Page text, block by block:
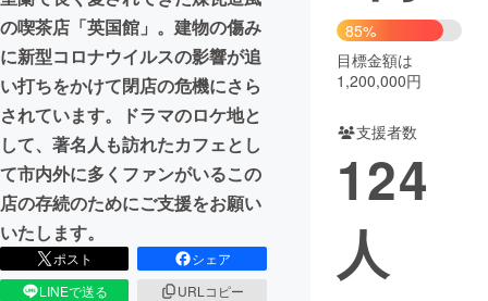
CAMPFIRE for Social Good
CAMPFIRE Creation
CAMPFIREふるさと納税machi-ya コミュニティ
の喫茶店「英国館」。建物の傷み
に新型コロナウイルスの影響が追
い打ちをかけて閉店の危機にさら
されています。ドラマのロケ地と
して、著名人も訪れたカフェとし
て市内外に多くファンがいるこの
店の存続のためにご支援をお願い
いたします。
ポスト
シェア
LINEで送る
URLコピー
85%
目標金額は
1,200,000円
支援者数
124
人